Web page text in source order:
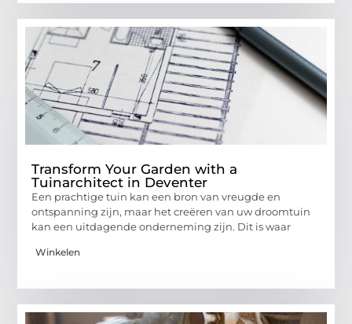
Transform Your Garden with a
Tuinarchitect in Deventer
Een prachtige tuin kan een bron van vreugde en
ontspanning zijn, maar het creëren van uw droomtuin
kan een uitdagende onderneming zijn. Dit is waar
Winkelen